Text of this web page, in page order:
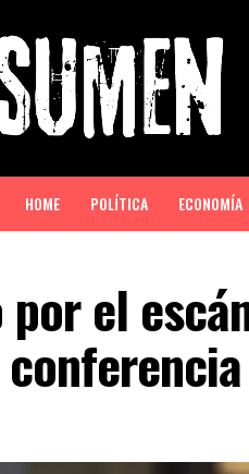
HOME POLÍTICA ECONOMÍA
por el